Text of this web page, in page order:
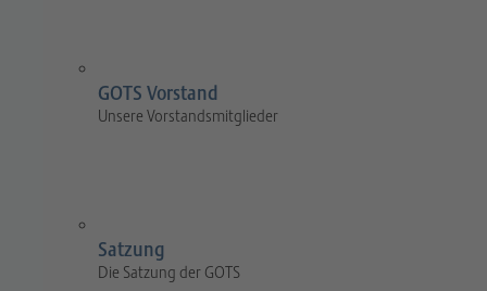
GOTS Vorstand
Unsere Vorstandsmitglieder
Satzung
Die Satzung der GOTS